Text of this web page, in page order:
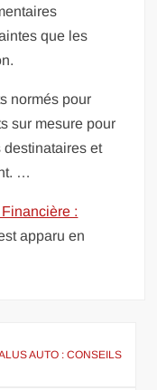
que les
normés pour
sur mesure pour
destinataires et
…
:
apparu en
AUTO : CONSEILS